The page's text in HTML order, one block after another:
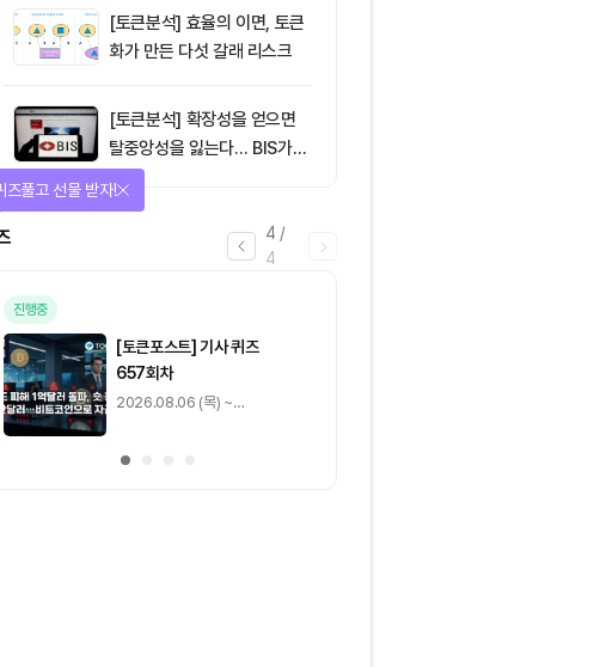
역행인가
[토큰분석] 효율의 이면, 토큰
화가 만든 다섯 갈래 리스크
[토큰분석] 확장성을 얻으면
탈중앙성을 잃는다… BIS가
짚은 블록체인 ‘분열의 경제
4 /
4
즈풀고 선물 받자!
진행중
[토큰포스트] 기사 퀴즈
657회차
2026.08.06 (목) ~